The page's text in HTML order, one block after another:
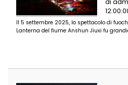
Festival" a Duisburg, in
Yangzhou Song and Dance
cinese, seguito da uno
l'atmosfera festosa a un climax.